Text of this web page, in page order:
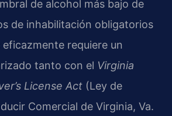
de alcohol más bajo de
de inhabilitación obligatorios
requiere un
tanto con el Virginia
License Act (Ley de
Comercial de Virginia, Va.